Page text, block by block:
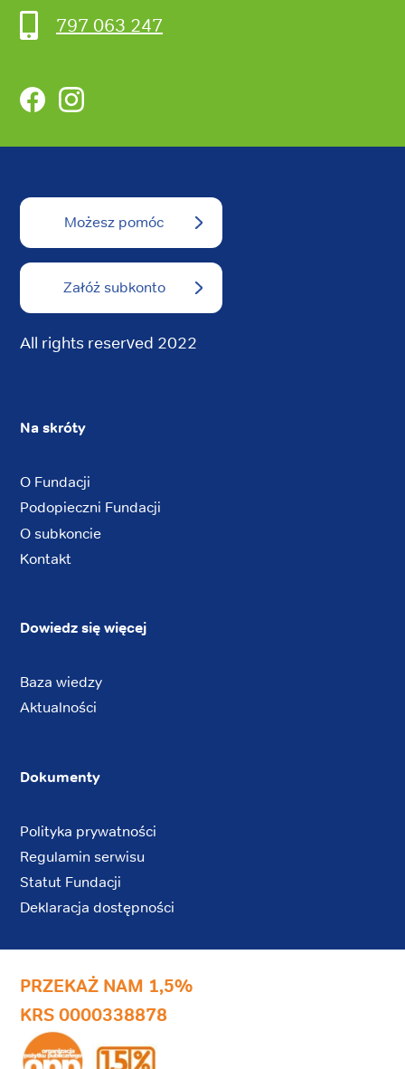
797 063 247
FacebookInstagram
Możesz pomóc
Załóż subkonto
All rights reserved 2022
Na skróty
O Fundacji
Podopieczni Fundacji
O subkoncie
Kontakt
Dowiedz się więcej
Baza wiedzy
Aktualności
Dokumenty
Polityka prywatności
Regulamin serwisu
Statut Fundacji
Deklaracja dostępności
PRZEKAŻ NAM 1,5%
KRS 0000338878